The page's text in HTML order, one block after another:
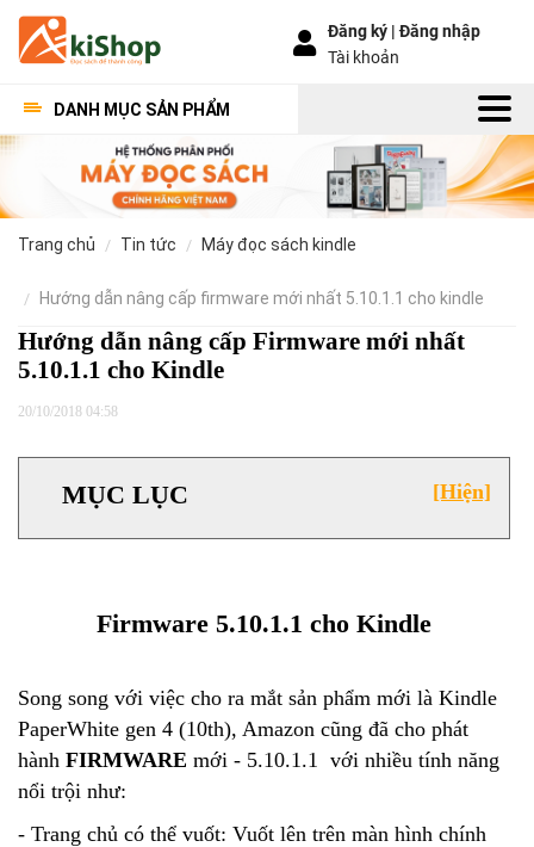
Đăng ký |Đăng nhập
Tài khoản
DANH MỤC SẢN PHẨM
trang chủ tin tức máy đọc sách kindle
hướng dẫn nâng cấp firmware mới nhất 5.10.1.1 cho kindle
Hướng dẫn nâng cấp Firmware mới nhất
5.10.1.1 cho Kindle
20/10/2018 04:58
[Hiện]
MỤC LỤC
Firmware 5.10.1.1 cho Kindle
Song song với việc cho ra mắt sản phẩm mới là Kindle
PaperWhite gen 4 (10th), Amazon cũng đã cho phát
hành FIRMWARE mới - 5.10.1.1 với nhiều tính năng
nổi trội như:
- Trang chủ có thể vuốt: Vuốt lên trên màn hình chính